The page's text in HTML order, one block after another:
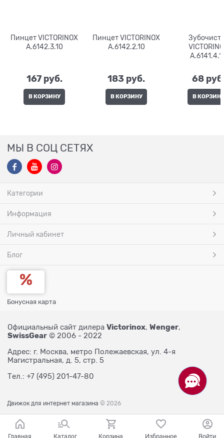
Пинцет VICTORINOX
A.6142.3.10
167 руб.
В КОРЗИНУ
Пинцет VICTORINOX
A.6142.2.10
183 руб.
В КОРЗИНУ
68
В КОРЗИНУ
МЫ В СОЦ СЕТЯХ
Категории
Информация
Личный кабинет
Блог
Бонусная карта
Официальный сайт дилера Victorinox, Wenger,
SwissGear © 2006 - 2022
Адрес: г. Москва, метро Полежаевская, ул. 4-я
Магистральная, д. 5, стр. 5
Тел.: +7 (495) 201-47-80
Движок для интернет магазина © 2026